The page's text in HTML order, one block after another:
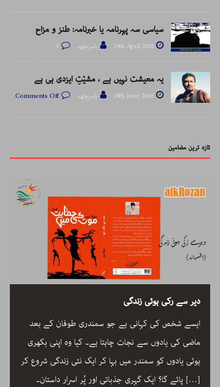
سیاسی سہ پہرنامہ یا خبرنامہ: طنز و مزاح
29th April 2018 یاسرچٹھہ 1
یہ معیشت نہیں ہے ، مشیّتِ ایزدی ہی ہے
18th June 2016 یاسرچٹھہ Comments Off
تازہ ترین مضامین
دیر سے رکی ہوئی زندگی
ایسے شخص کی کہانی ہے جو سمندری طوفان کے بعد
ماضی کی یادوں سے نجات چاہتا ہے۔ کیا وہ اپنی بکھری
ہوئی یادوں کو سمندر میں بہا کر ایک نئی زندگی شروع کر
[…]